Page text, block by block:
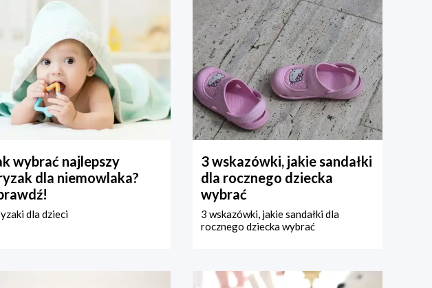
wybrać najlepszy
dla niemowlaka?
dla dzieci
3 wskazówki, jakie sandałki
dla rocznego dziecka
wybrać
3 wskazówki, jakie sandałki dla
rocznego dziecka wybrać